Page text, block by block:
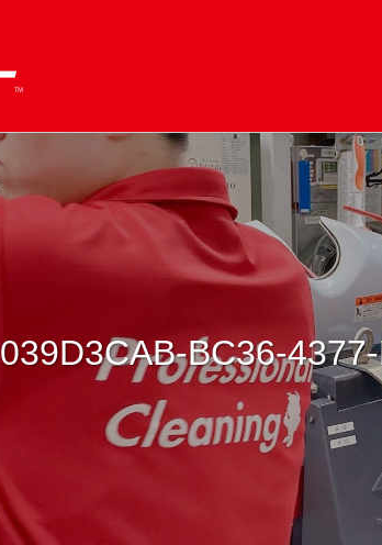
039D3CAB-BC36-